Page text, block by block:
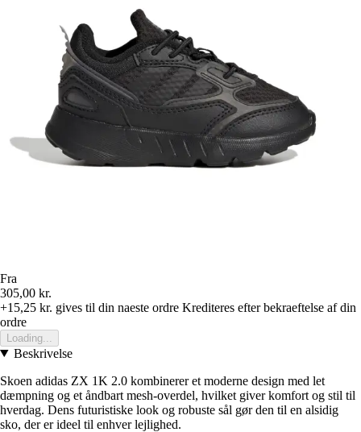
Fra
305,00 kr.
+15,25 kr. gives til din naeste ordre Krediteres efter bekraeftelse af din
ordre
Loading...
Beskrivelse
Skoen adidas ZX 1K 2.0 kombinerer et moderne design med let
dæmpning og et åndbart mesh-overdel, hvilket giver komfort og stil til
hverdag. Dens futuristiske look og robuste sål gør den til en alsidig
sko, der er ideel til enhver lejlighed.